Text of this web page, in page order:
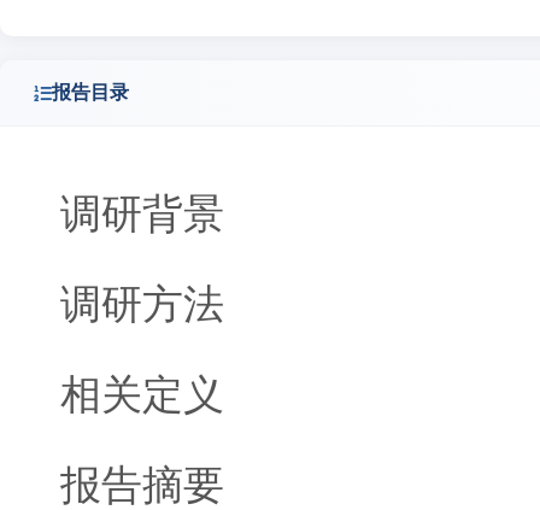
报告目录
调研背景
调研方法
相关定义
报告摘要